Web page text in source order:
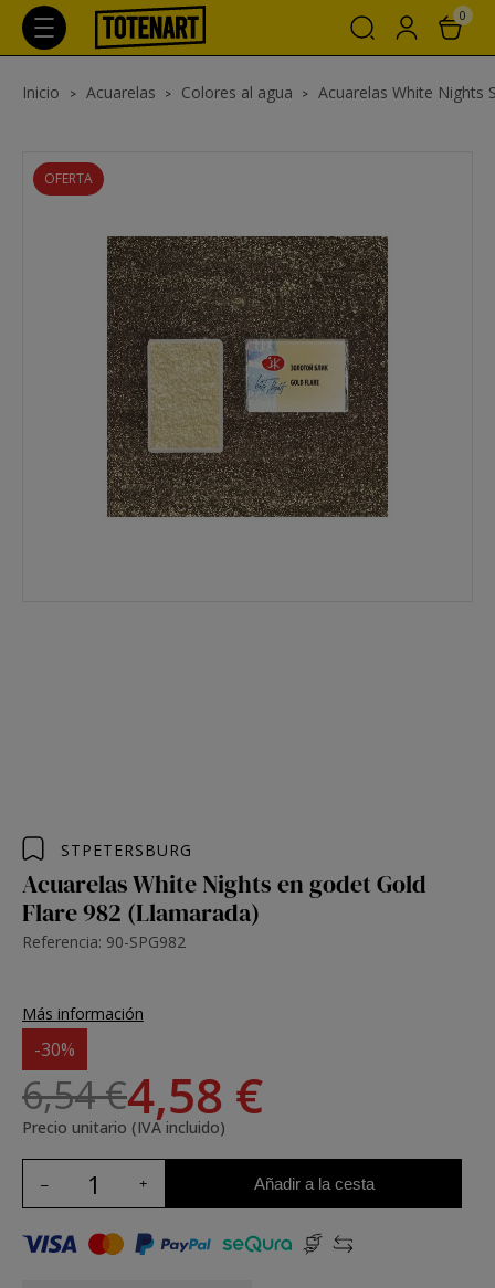
0
Inicio Acuarelas Colores al agua Acuarelas White Nights
OFERTA
STPETERSBURG
Acuarelas White Nights en godet Gold
Flare 982 (Llamarada)
Referencia: 90-SPG982
Más información
-30%
6,54 €4,58 €
Precio unitario (IVA incluido)
Añadir a la cesta